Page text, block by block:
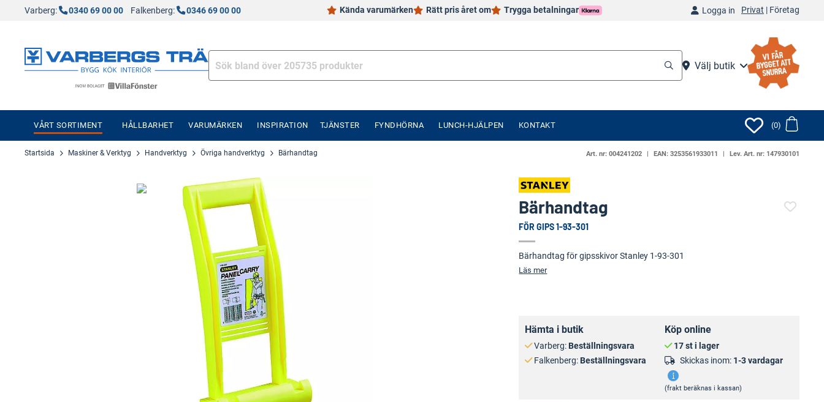
Varberg: 0340 69 00 00 Falkenberg: 0346 69 00 00 Kända varumärken Rätt pris året om Trygga betalningar Logga in Privat | Företag
Välj butik
VÅRT SORTIMENT HÅLLBARHET VARUMÄRKEN INSPIRATION TJÄNSTER FYNDHÖRNA LUNCH-HJÄLPEN KONTAKT (0)
Startsida Maskiner & Verktyg Handverktyg Övriga handverktyg Bärhandtag Art. nr: 004241202 EAN: 3253561933011 Lev. Art. nr: 147930101
Bärhandtag
FÖR GIPS 1-93-301
Bärhandtag för gipsskivor Stanley 1-93-301
Läs mer
Hämta i butik
Varberg: Beställningsvara
Falkenberg: Beställningsvara
Köp online
17 st i lager
Skickas inom: 1-3 vardagar
(frakt beräknas i kassan)